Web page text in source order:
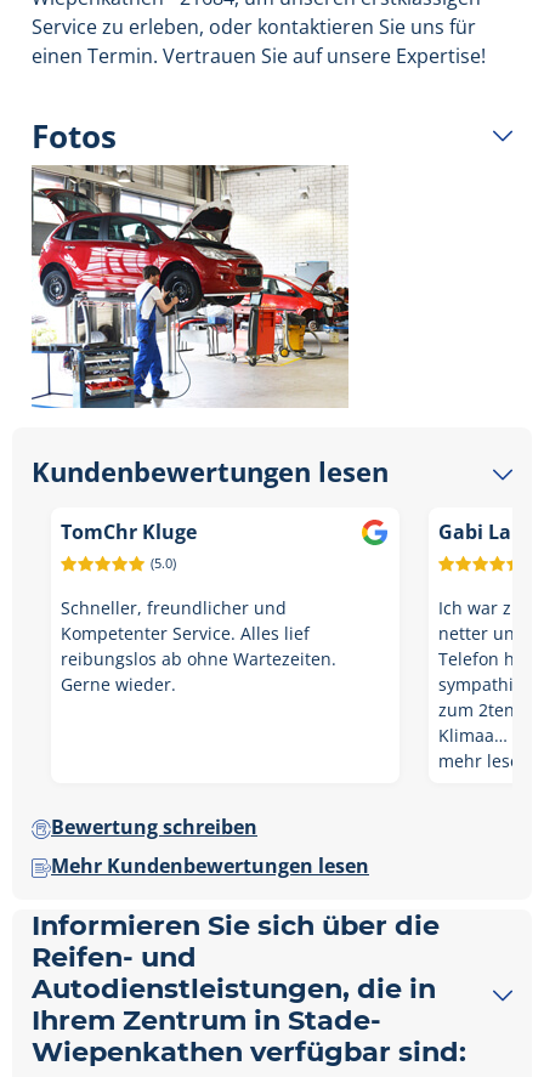
Service zu erleben, oder kontaktieren Sie uns für
einen Termin. Vertrauen Sie auf unsere Expertise!
Fotos
Kundenbewertungen lesen
TomChr Kluge
(5.0)
Schneller, freundlicher und
Kompetenter Service. Alles lief
reibungslos ab ohne Wartezeiten.
Gerne wieder.
Gabi
Ich war
netter und
Telefon
zum 2ten
Klimaa…
mehr lesen
Bewertung schreiben
Mehr Kundenbewertungen lesen
Informieren Sie sich über die
Reifen- und
Autodienstleistungen, die in
Ihrem Zentrum in Stade-
Wiepenkathen verfügbar sind: